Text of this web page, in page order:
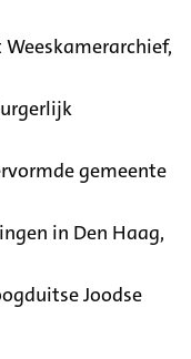
gemeente
in Den Haag,
Joodse